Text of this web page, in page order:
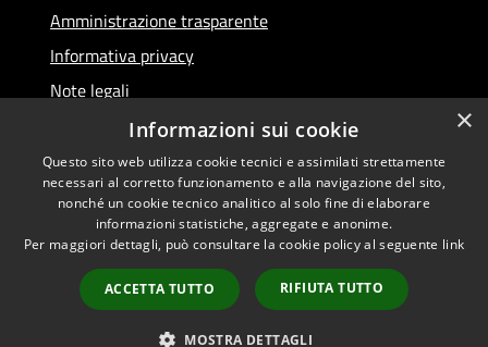
Amministrazione trasparente
Informativa privacy
Note legali
Dichiarazione di accessibilità
RSS
Accessibilità
Copyright © 2026 • Comune di
Serino • Powered by
Municipium•
Accesso
redazione
×
Informazioni sui cookie
Questo sito web utilizza cookie tecnici e assimilati strettamente
necessari al corretto funzionamento e alla navigazione del sito,
nonché un cookie tecnico analitico al solo fine di elaborare
informazioni statistiche, aggregate e anonime.
Per maggiori dettagli, può consultare la cookie policy al seguente link
ACCETTA TUTTO RIFIUTA TUTTO
MOSTRA DETTAGLI